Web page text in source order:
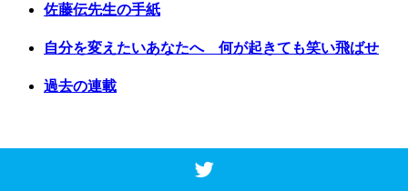
佐藤伝先生の手紙
自分を変えたいあなたへ 何が起きても笑い飛ばせ
過去の連載